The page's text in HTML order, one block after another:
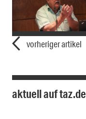
vorheriger artikel
aktuell auf taz.de